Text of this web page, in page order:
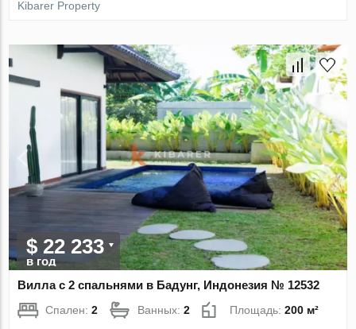
Kibarer Property
$ 22 233
в год
Вилла с 2 спальнями в Бадунг, Индонезия № 12532
Спален:2 Ванных:2 Площадь:200 м²